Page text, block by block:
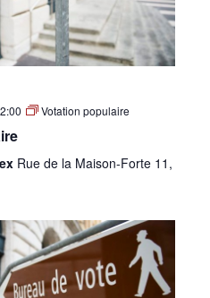
Votation populaire
Rue de la Maison-Forte 11,